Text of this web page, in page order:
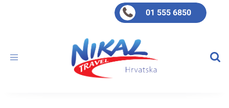
01 555 6850
Toggle